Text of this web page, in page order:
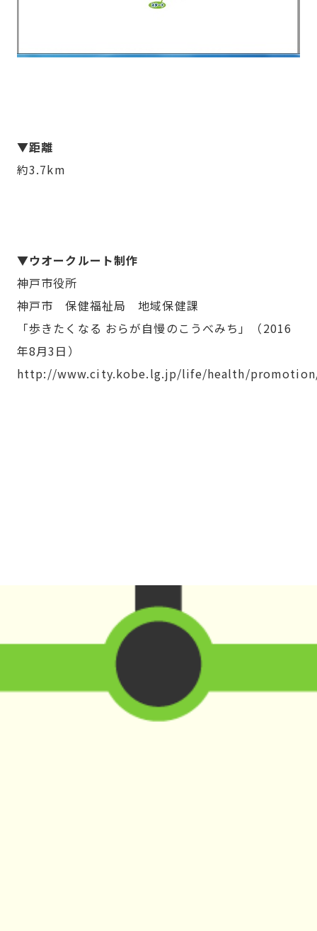
▼距離
約3.7km
▼ウオークルート制作
神戸市役所
神戸市 保健福祉局 地域保健課
「歩きたくなる おらが自慢のこうべみち」（2016
年8月3日）
http://www.city.kobe.lg.jp/life/health/